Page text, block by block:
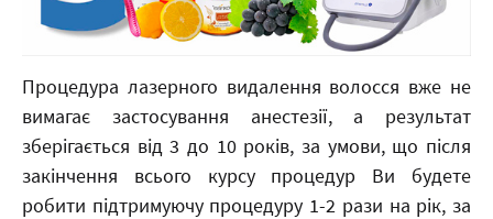
Процедура лазерного видалення волосся вже не
вимагає застосування анестезії, а результат
зберігається від 3 до 10 років, за умови, що після
закінчення всього курсу процедур Ви будете
робити підтримуючу процедуру 1-2 рази на рік, за